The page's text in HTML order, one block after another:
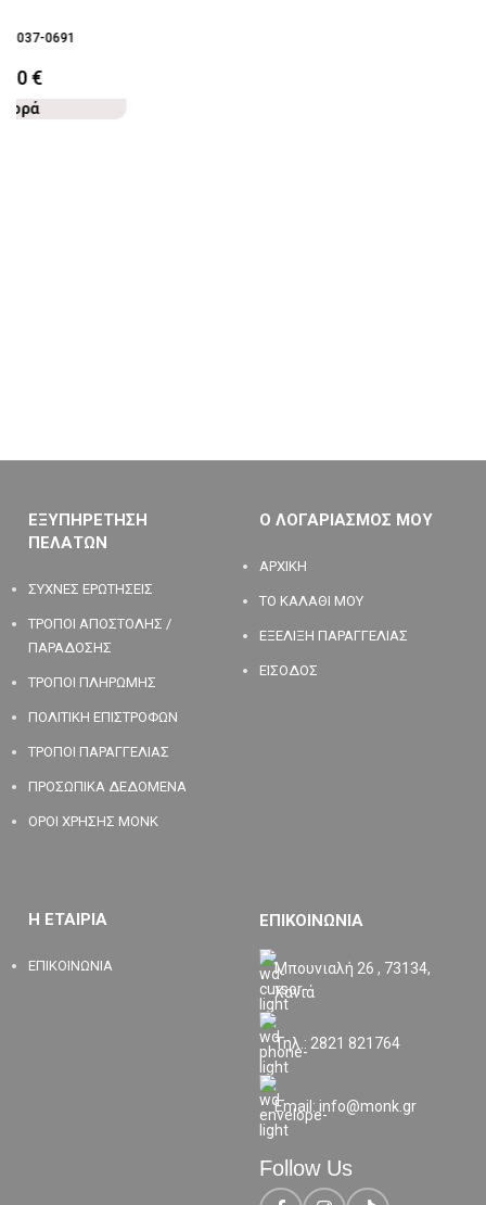
037-0691
€
ΕΞΥΠΗΡΕΤΗΣΗ
ΠΕΛΑΤΩΝ
ΣΥΧΝΕΣ ΕΡΩΤΗΣΕΙΣ
ΤΡΟΠΟΙ ΑΠΟΣΤΟΛΗΣ /
ΠΑΡΑΔΟΣΗΣ
ΤΡΟΠΟΙ ΠΛΗΡΩΜΗΣ
ΠΟΛΙΤΙΚΗ ΕΠΙΣΤΡΟΦΩΝ
ΤΡΟΠΟΙ ΠΑΡΑΓΓΕΛΙΑΣ
ΠΡΟΣΩΠΙΚΑ ΔΕΔΟΜΕΝΑ
ΟΡΟΙ ΧΡΗΣΗΣ MONK
Ο ΛΟΓΑΡΙΑΣΜΟΣ ΜΟΥ
ΑΡΧΙΚΗ
ΤΟ ΚΑΛΑΘΙ ΜΟΥ
ΕΞΕΛΙΞΗ ΠΑΡΑΓΓΕΛΙΑΣ
ΕΙΣΟΔΟΣ
Η ΕΤΑΙΡΙΑ
ΕΠΙΚΟΙΝΩΝΙΑ
ΕΠΙΚΟΙΝΩΝΙΑ
Μπουνιαλή 26 , 73134,
Χανιά
Τηλ.: 2821 821764
Email: info@monk.gr
Follow Us